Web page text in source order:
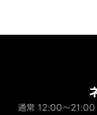
通常 12:00～